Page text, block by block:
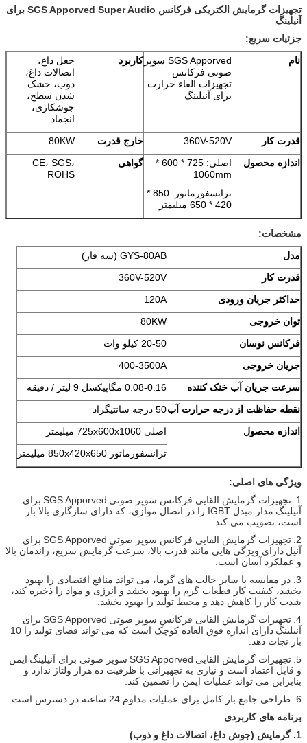
تجهیزات گرمایش الکتریکی فرکانس SGS Apporved Super Audio برای
آنیلینگ
جزئیات سریع:
نام
SGS Apporved سوپر
صوتی فرکانس
تجهیزات القاء حرارت
برای آنیلینگ
کاربرد
جعل داغ،
اتصالات داغ،
ذوب، خشک
شدن سطح،
جوشکاری،
انجماد
قدرت کار
360V-520V خارج قدرت
80KW
اندازه محصول
اصلی: 725 * 600 *
1060mm
ترانسفورماتور: 850 *
420 * 650 میلیمتر
گواهی
CE، SGS،
ROHS
مشخصات:
مدل
GYS-80AB (سه فاز)
قدرت کار
360V-520V
حداکثر جریان ورودی
120A
توان خروجی
80KW
فرکانس نوسان
20-50 کیلو وات
جریان خروجی
400-3500A
سرعت جریان آب خنک کننده
0.08-0.16 مگاپیکسل 9 لیتر / دقیقه
نقطه حفاظت از درجه حرارت آب50 درجه سانتیگراد
اندازه محصول
اصلی 725x600x1060 میلیمتر
ترانسفورماتور 850x420x650 میلیمتر
ویژگی های اصلی:
1. تجهیزات گرمایش القایی فرکانس سوپر صوتی SGS Apporved برای
آنیلینگ
مدار مبدل IGBT را در اتصال موازی، که دارای سازگاری بالا بار
است، تصویب می کند.
2. تجهیزات گرمایش القایی فرکانس سوپر صوتی SGS Apporved برای
آنیل دارای ویژگی هایی مانند قدرت بالا، سرعت گرمایش سریع، راندمان بالا
و عملکرد آسان است.
3. در مقایسه با سایر حالت های گرما، می تواند منافع اقتصادی را بهبود
بخشد، کیفیت کار قطعات گرم را بهبود بخشد و انرژی و مواد را ذخیره کند،
شدت کار را کاهش دهد و محیط تولید را بهبود بخشد.
4. تجهیزات گرمایش القایی فرکانس سوپر صوتی SGS Apporved برای
آنیلینگ
دارای اندازه فوق العاده کوچک است که می تواند فضای تولید را 10
بار نجات دهد.
5. تجهیزات گرمایش القایی SGS Apporved سوپر صوتی برای آنیلینگ ایمن
و قابل اعتماد است و نیازی به تجهیزاتی با ظرفیت ده هزار ولتاژ ندارد و
بنابراین می تواند عملیات ایمن را تضمین کند.
6. طراحی جامع بار کامل برای عملیات مداوم 24 ساعته در دسترس است.
برنامه های کاربردی
1. گرمایش (جوش داغ، اتصالات داغ و ذوب)